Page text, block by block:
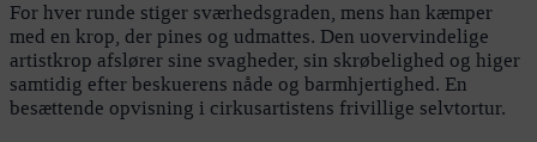
For hver runde stiger sværhedsgraden, mens han kæmper
med en krop, der pines og udmattes. Den uovervindelige
artistkrop afslører sine svagheder, sin skrøbelighed og higer
samtidig efter beskuerens nåde og barmhjertighed. En
besættende opvisning i cirkusartistens frivillige selvtortur.